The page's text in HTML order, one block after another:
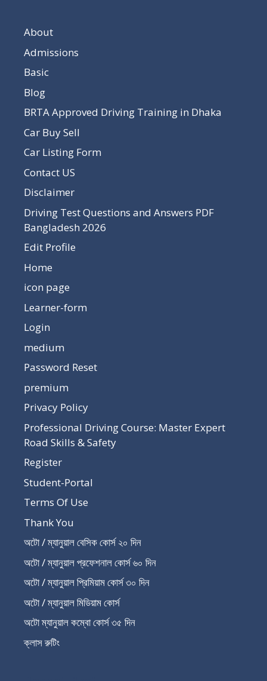
About
Admissions
Basic
Blog
BRTA Approved Driving Training in Dhaka
Car Buy Sell
Car Listing Form
Contact US
Disclaimer
Driving Test Questions and Answers PDF
Bangladesh 2026
Edit Profile
Home
icon page
Learner-form
Login
medium
Password Reset
premium
Privacy Policy
Professional Driving Course: Master Expert
Road Skills & Safety
Register
Student-Portal
Terms Of Use
Thank You
অটো / ম্যানুয়াল বেসিক কোর্স ২০ দিন
অটো / ম্যানুয়াল প্রফেশনাল কোর্স ৬০ দিন
অটো / ম্যানুয়াল প্রিমিয়াম কোর্স ৩০ দিন
অটো / ম্যানুয়াল মিডিয়াম কোর্স
অটো ম্যানুয়াল কম্বো কোর্স ৩৫ দিন
ক্লাস রুটিং